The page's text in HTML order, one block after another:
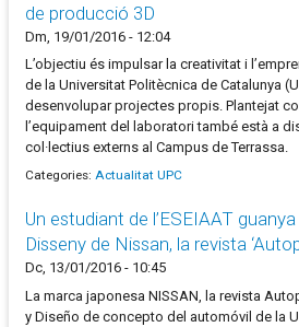
de producció 3D
Dm, 19/01/2016 - 12:04
L’objectiu és impulsar la creativitat i
de la Universitat Politècnica de Catalunya
desenvolupar projectes propis. Plantejat
l’equipament del laboratori també està a
col·lectius externs al Campus de Terrassa.
Categories: Actualitat UPC
Un estudiant de l’ESEIAAT
Disseny de Nissan, la revista
Dc, 13/01/2016 - 10:45
La marca japonesa NISSAN, la revista
y Diseño de concepto del automóvil de la